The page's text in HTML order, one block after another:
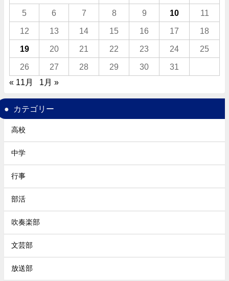
5 6 7 8 9 10 11
12 13 14 15 16 17 18
19 20 21 22 23 24 25
26 27 28 29 30
31
« 11月
1月 »
カテゴリー
高校
中学
行事
部活
吹奏楽部
文芸部
放送部